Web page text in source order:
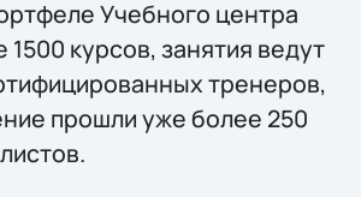
Учебного центра
курсов, занятия ведут
тренеров,
прошли уже более 250